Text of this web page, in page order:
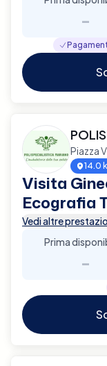
-
Piazza
14.0
Visita
Ecografia
Vedi altre
Prima
-